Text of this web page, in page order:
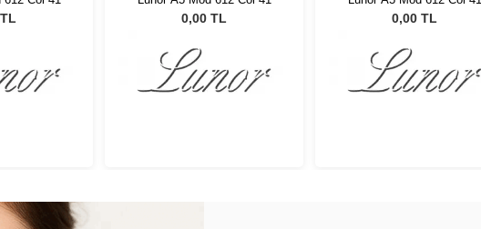
0,00 TL 0,00 TL